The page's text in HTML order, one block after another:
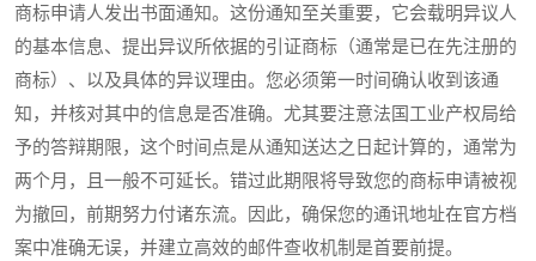
商标申请人发出书面通知。这份通知至关重要，它会载明异议人
的基本信息、提出异议所依据的引证商标（通常是已在先注册的
商标）、以及具体的异议理由。您必须第一时间确认收到该通
知，并核对其中的信息是否准确。尤其要注意法国工业产权局给
予的答辩期限，这个时间点是从通知送达之日起计算的，通常为
两个月，且一般不可延长。错过此期限将导致您的商标申请被视
为撤回，前期努力付诸东流。因此，确保您的通讯地址在官方档
案中准确无误，并建立高效的邮件查收机制是首要前提。